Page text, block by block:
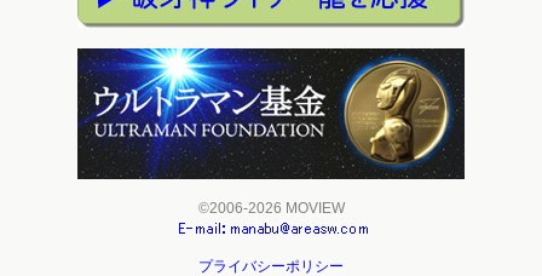
©2006-2026 MOVIEW
プライバシーポリシー